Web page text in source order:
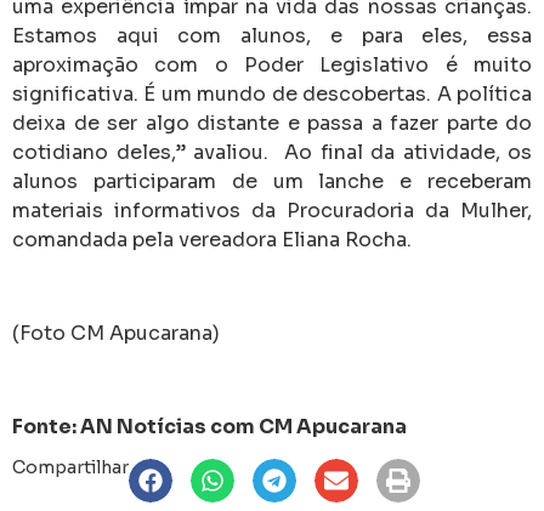
uma experiência ímpar na vida das nossas crianças.
Estamos aqui com alunos, e para eles, essa
aproximação com o Poder Legislativo é muito
significativa. É um mundo de descobertas. A política
deixa de ser algo distante e passa a fazer parte do
cotidiano deles,” avaliou. Ao final da atividade, os
alunos participaram de um lanche e receberam
materiais informativos da Procuradoria da Mulher,
comandada pela vereadora Eliana Rocha.
(Foto CM Apucarana)
Fonte: AN Notícias com CM Apucarana
Compartilhar